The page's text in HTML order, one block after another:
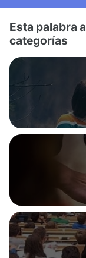
Esta palabra
categorías